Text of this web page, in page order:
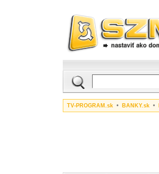
TV-PROGRAM.sk • BANKY.sk •